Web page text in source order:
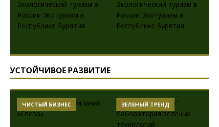
УСТОЙЧИВОЕ РАЗВИТИЕ
ЗЕЛЕНЫЙ ТРЕНД ЗЕЛЕНЫЙ ТРЕНД